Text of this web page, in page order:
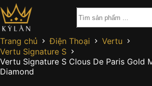
Chuyển
đến
phần
nội
dung
Trang chủ Điện Thoại
Vertu
Vertu Signature S
Vertu Signature S Clous De Paris Gold
Diamond